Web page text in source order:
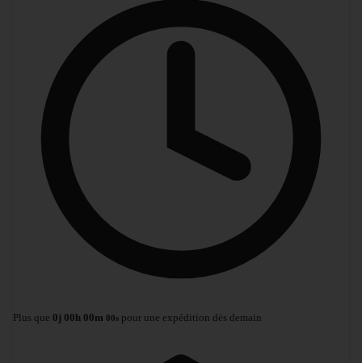
Plus que 0j 00h 00m 00s pour une expédition dès demain